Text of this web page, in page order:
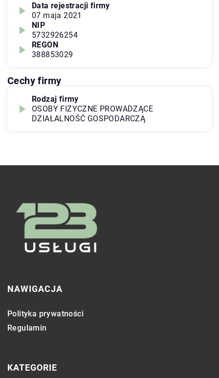
Data rejestracji firmy
07 maja 2021
NIP
5732926254
REGON
388853029
Cechy firmy
Rodzaj firmy
OSOBY FIZYCZNE PROWADZĄCE
DZIAŁALNOŚĆ GOSPODARCZĄ
NAWIGACJA
Polityka prywatności
Regulamin
KATEGORIE